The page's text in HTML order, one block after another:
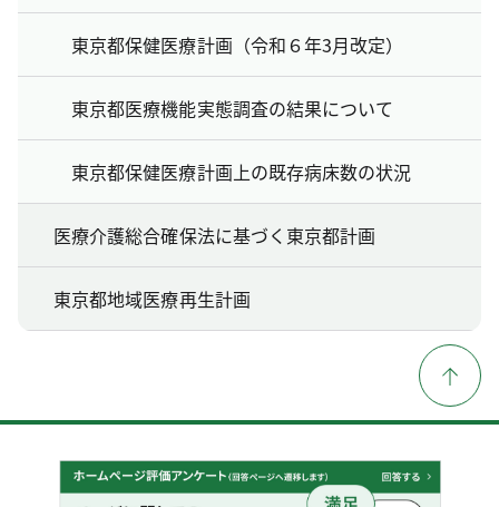
東京都保健医療計画（令和６年3月改定）
東京都医療機能実態調査の結果について
東京都保健医療計画上の既存病床数の状況
医療介護総合確保法に基づく東京都計画
東京都地域医療再生計画